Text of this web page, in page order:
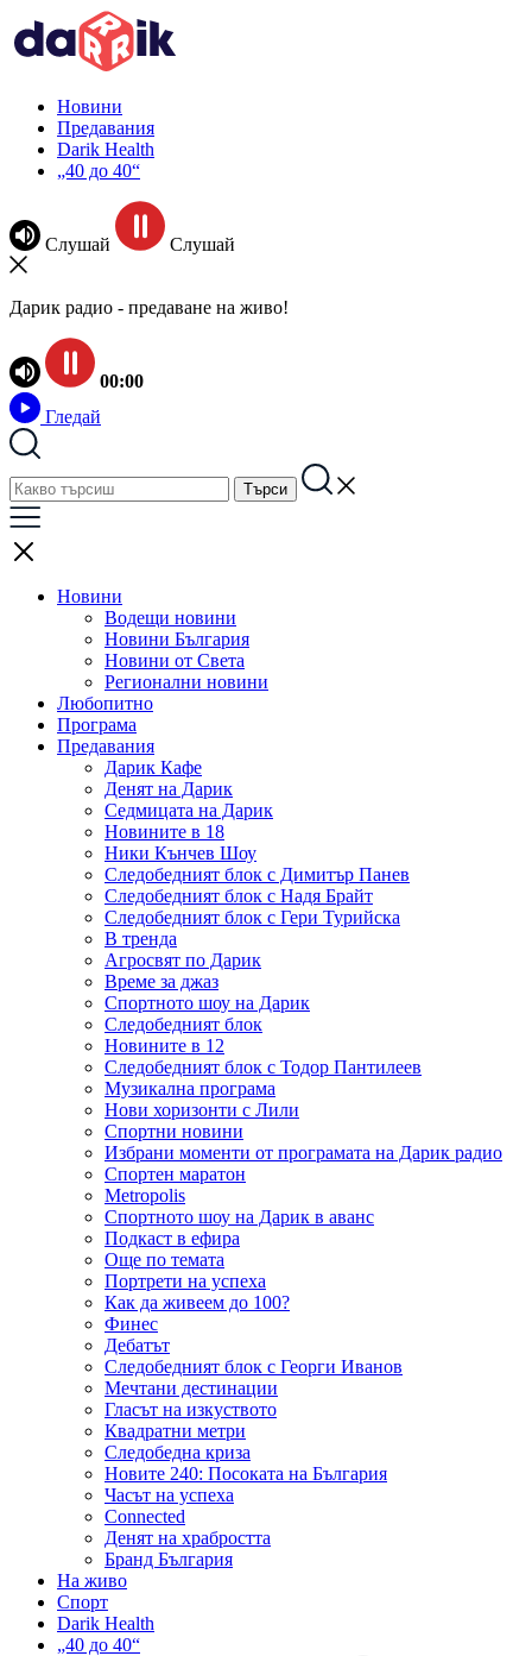
Новини
Предавания
Darik Health
„40 до 40“
Слушай Слушай
Дарик радио - предаване на живо!
00:00
Гледай
Новини
Водещи новини
Новини България
Новини от Света
Регионални новини
Любопитно
Програма
Предавания
Дарик Кафе
Денят на Дарик
Седмицата на Дарик
Новините в 18
Ники Кънчев Шоу
Следобедният блок с Димитър Панев
Следобедният блок с Надя Брайт
Следобедният блок с Гери Турийска
В тренда
Агросвят по Дарик
Време за джаз
Спортното шоу на Дарик
Следобедният блок
Новините в 12
Следобедният блок с Тодор Пантилеев
Музикална програма
Нови хоризонти с Лили
Спортни новини
Избрани моменти от програмата на Дарик радио
Спортен маратон
Metropolis
Спортното шоу на Дарик в аванс
Подкаст в ефира
Още по темата
Портрети на успеха
Как да живеем до 100?
Финес
Дебатът
Следобедният блок с Георги Иванов
Мечтани дестинации
Гласът на изкуството
Квадратни метри
Следобедна криза
Новите 240: Посоката на България
Часът на успеха
Connected
Денят на храбростта
Бранд България
На живо
Спорт
Darik Health
„40 до 40“